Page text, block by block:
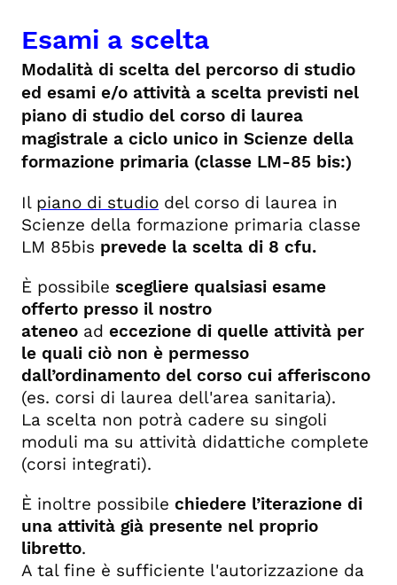
Esami a scelta
Modalità di scelta del percorso di studio
ed esami e/o attività a scelta previsti nel
piano di studio del corso di laurea
magistrale a ciclo unico in Scienze della
formazione primaria (classe LM-85 bis:)
Il piano di studio del corso di laurea in
Scienze della formazione primaria classe
LM 85bis prevede la scelta di 8 cfu.
È possibile scegliere qualsiasi esame
offerto presso il nostro
ateneo ad eccezione di quelle attività per
le quali ciò non è permesso
dall’ordinamento del corso cui afferiscono
(es. corsi di laurea dell'area sanitaria).
La scelta non potrà cadere su singoli
moduli ma su attività didattiche complete
(corsi integrati).
È inoltre possibile chiedere l’iterazione di
una attività già presente nel proprio
libretto.
A tal fine è sufficiente l'autorizzazione da